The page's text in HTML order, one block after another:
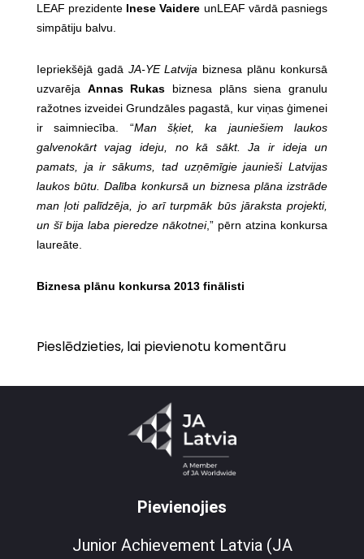
LEAF prezidente Inese Vaidere unLEAF vārdā pasniegs
simpātiju balvu.
Iepriekšējā gadā JA-YE Latvija biznesa plānu konkursā
uzvarēja Annas Rukas biznesa plāns siena granulu
ražotnes izveidei Grundzāles pagastā, kur viņas ģimenei
ir saimniecība. “Man šķiet, ka jauniešiem laukos
galvenokārt vajag ideju, no kā sākt. Ja ir ideja un
pamats, ja ir sākums, tad uzņēmīgie jaunieši Latvijas
laukos būtu. Dalība konkursā un biznesa plāna izstrāde
man ļoti palīdzēja, jo arī turpmāk būs jāraksta projekti,
un šī bija laba pieredze nākotnei,” pērn atzina konkursa
laureāte.
Biznesa plānu konkursa 2013 finālisti
Pieslēdzieties, lai pievienotu komentāru
Pievienojies
Junior Achievement Latvia (JA